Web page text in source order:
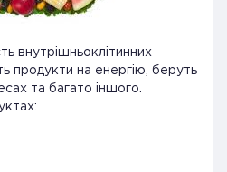
внутрішньоклітинних
продукти на енергію, беруть
та багато іншого.